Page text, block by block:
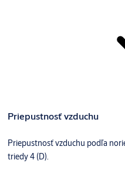
Priepustnosť vzduchu
Priepustnosť vzduchu podľa
triedy 4 (D).